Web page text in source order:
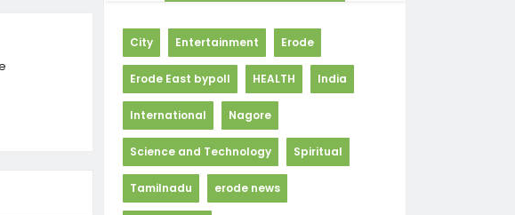
City Entertainment Erode
Erode East bypoll HEALTH India
International Nagore
Science and Technology Spiritual
Tamilnadu erode news